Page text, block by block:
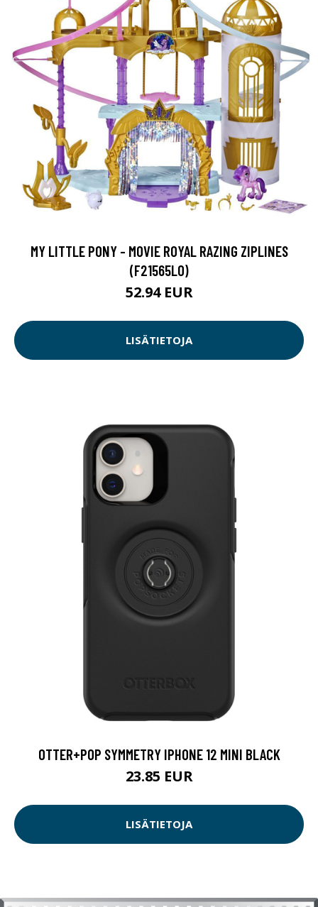
MY LITTLE PONY - MOVIE ROYAL RAZING ZIPLINES
(F21565L0)
52.94 EUR
LISÄTIETOJA
OTTER+POP SYMMETRY IPHONE 12 MINI BLACK
23.85 EUR
LISÄTIETOJA